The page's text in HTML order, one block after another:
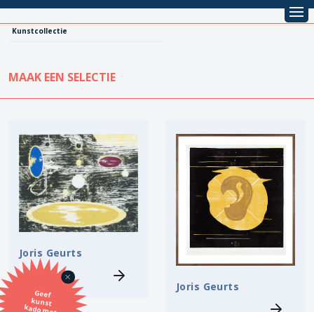
Kunstcollectie
Geef
kunst
kado met
de SBK
MAAK EEN SELECTIE
KUNSTCOLLECTIE
Alle kunstwerken
Koopprijs
Vestiging
Stijl
Onderwerp
Techniek
Joris Geurts
Joris Geurts